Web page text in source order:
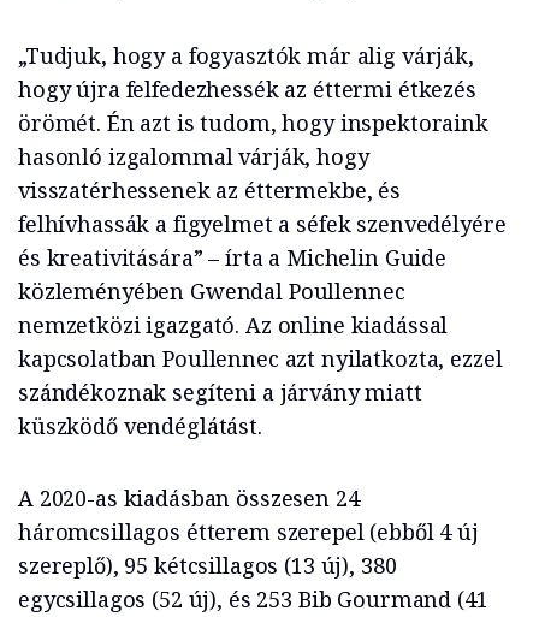
„Tudjuk, hogy a fogyasztók már alig várják,
hogy újra felfedezhessék az éttermi étkezés
örömét. Én azt is tudom, hogy inspektoraink
hasonló izgalommal várják, hogy
visszatérhessenek az éttermekbe, és
felhívhassák a figyelmet a séfek szenvedélyére
és kreativitására” – írta a Michelin Guide
közleményében Gwendal Poullennec
nemzetközi igazgató. Az online kiadással
kapcsolatban Poullennec azt nyilatkozta, ezzel
szándékoznak segíteni a járvány miatt
küszködő vendéglátást.
A 2020-as kiadásban összesen 24
háromcsillagos étterem szerepel (ebből 4 új
szereplő), 95 kétcsillagos (13 új), 380
egycsillagos (52 új), és 253 Bib Gourmand (41